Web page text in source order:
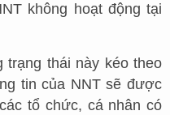
không hoạt động tại
trạng thái này kéo theo
tin của NNT sẽ được
tổ chức, cá nhân có